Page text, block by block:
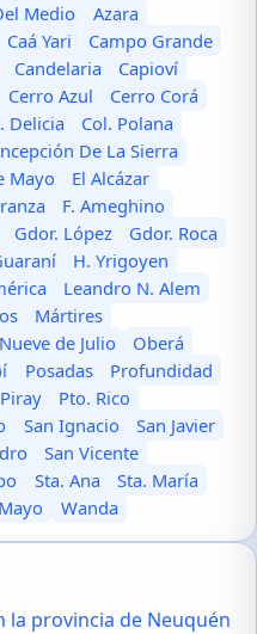
Medio
Azara
Caá Yari
Campo Grande
Candelaria
Capioví
Cerro Azul
Cerro Corá
Delicia
Col. Polana
De La Sierra
Mayo
El Alcázar
F. Ameghino
Gdor. López
Gdor. Roca
H. Yrigoyen
Leandro N. Alem
Mártires
Nueve de Julio
Oberá
Posadas
Profundidad
Pto. Rico
San Ignacio
San Javier
San Vicente
Sta. Ana
Sta. María
Wanda
provincia de Neuquén